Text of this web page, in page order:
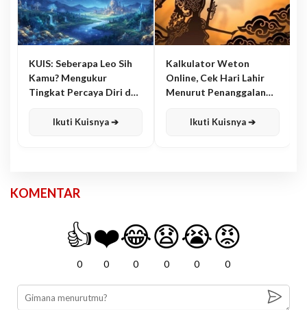
KUIS: Seberapa Leo Sih
Kamu? Mengukur
Tingkat Percaya Diri dan
Ikuti Kuisnya ➔
Kalkulator Weton
Online, Cek Hari Lahir
Menurut Penanggalan
Ikuti Kuisnya ➔
KOMENTAR
👍
0
❤️
0
😂
0
😧
0
😭
0
😡
0